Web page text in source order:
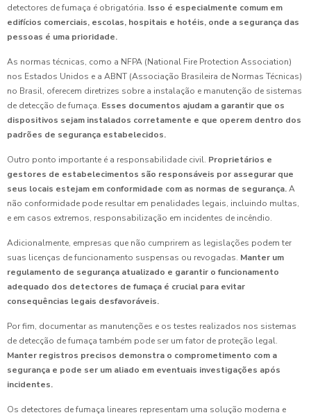
detectores de fumaça é obrigatória. Isso é especialmente comum em
edifícios comerciais, escolas, hospitais e hotéis, onde a segurança das
pessoas é uma prioridade.
As normas técnicas, como a NFPA (National Fire Protection Association)
nos Estados Unidos e a ABNT (Associação Brasileira de Normas Técnicas)
no Brasil, oferecem diretrizes sobre a instalação e manutenção de sistemas
de detecção de fumaça. Esses documentos ajudam a garantir que os
dispositivos sejam instalados corretamente e que operem dentro dos
padrões de segurança estabelecidos.
Outro ponto importante é a responsabilidade civil. Proprietários e
gestores de estabelecimentos são responsáveis por assegurar que
seus locais estejam em conformidade com as normas de segurança.A
não conformidade pode resultar em penalidades legais, incluindo multas,
e em casos extremos, responsabilização em incidentes de incêndio.
Adicionalmente, empresas que não cumprirem as legislações podem ter
suas licenças de funcionamento suspensas ou revogadas. Manter um
regulamento de segurança atualizado e garantir o funcionamento
adequado dos detectores de fumaça é crucial para evitar
consequências legais desfavoráveis.
Por fim, documentar as manutenções e os testes realizados nos sistemas
de detecção de fumaça também pode ser um fator de proteção legal.
Manter registros precisos demonstra o comprometimento com a
segurança e pode ser um aliado em eventuais investigações após
incidentes.
Os detectores de fumaça lineares representam uma solução moderna e